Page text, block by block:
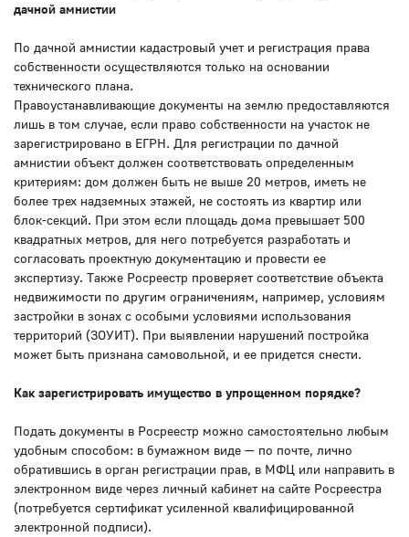
дачной амнистии
По дачной амнистии кадастровый учет и регистрация права
собственности осуществляются только на основании
технического плана.
Правоустанавливающие документы на землю предоставляются
лишь в том случае, если право собственности на участок не
зарегистрировано в ЕГРН. Для регистрации по дачной
амнистии объект должен соответствовать определенным
критериям: дом должен быть не выше 20 метров, иметь не
более трех надземных этажей, не состоять из квартир или
блок-секций. При этом если площадь дома превышает 500
квадратных метров, для него потребуется разработать и
согласовать проектную документацию и провести ее
экспертизу. Также Росреестр проверяет соответствие объекта
недвижимости по другим ограничениям, например, условиям
застройки в зонах с особыми условиями использования
территорий (ЗОУИТ). При выявлении нарушений постройка
может быть признана самовольной, и ее придется снести.
Как зарегистрировать имущество в упрощенном порядке?
Подать документы в Росреестр можно самостоятельно любым
удобным способом: в бумажном виде — по почте, лично
обратившись в орган регистрации прав, в МФЦ или направить в
электронном виде через личный кабинет на сайте Росреестра
(потребуется сертификат усиленной квалифицированной
электронной подписи).